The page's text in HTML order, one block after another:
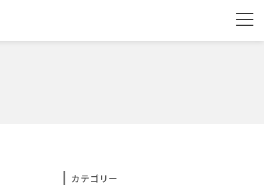
カテゴリー